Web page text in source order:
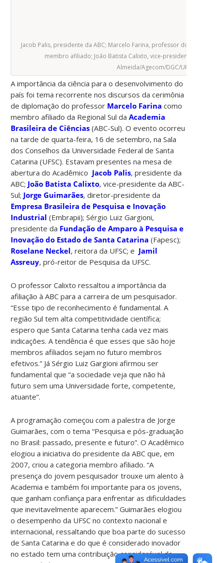
Jacob Palis, presidente da ABC; Marcelo Farina, professor do
membro afiliado; João Batista Calixto, vice-presidente da
Almeida/Agecom/DGC/UFSC.
A importância da ciência para o desenvolvimento do
país foi tema recorrente nos discursos da cerimônia
de diplomação do professor Marcelo Farina como
membro afiliado da Regional Sul daAcademia
Brasileira de Ciências (ABC-Sul). O evento ocorreu
na tarde de quarta-feira, 16 de setembro, na Sala
dos Conselhos da Universidade Federal de Santa
Catarina (UFSC). Estavam presentes na mesa de
abertura do Acadêmico Jacob Palis, presidente da
ABC; João Batista Calixto, vice-presidente da ABC-
Sul; Jorge Guimarães, diretor-presidente da
Empresa Brasileira de Pesquisa e Inovação
Industrial (Embrapii); Sérgio Luiz Gargioni,
presidente da Fundação de Amparo à Pesquisa e
Inovação do Estado de Santa Catarina (Fapesc);
Roselane Neckel, reitora da UFSC; e Jamil
Assreuy, pró-reitor de Pesquisa da UFSC.
O professor Calixto ressaltou a importância da
afiliação à ABC para a carreira de um pesquisador.
“Esse tipo de reconhecimento é fundamental. A
região Sul tem alta competitividade científica;
espero que Santa Catarina tenha cada vez mais
indicações. A tendência é que esses que são hoje
membros afiliados sejam no futuro membros
efetivos.” Já Sérgio Luiz Gargioni afirmou ser
fundamental que “a sociedade veja que não há
futuro sem uma Universidade forte, competente,
atuante”.
A programação começou com a palestra de Jorge
Guimarães, com o tema “Pesquisa e pós-graduação
no Brasil: passado, presente e futuro”. O Acadêmico
elogiou a iniciativa do presidente da ABC que, em
2007, criou a categoria membro afiliado. “A
presença do jovem pesquisador trouxe um alento à
Academia e também foi importante para os jovens,
que ganham confiança para enfrentar as dificuldades
que inevitavelmente aparecem.” Guimarães elogiou
o desempenho da UFSC no contexto nacional e
internacional, ressaltando que boa parte do sucesso
de Santa Catarina e do que é considerado inovador
no estado tem uma contribuição considerável da